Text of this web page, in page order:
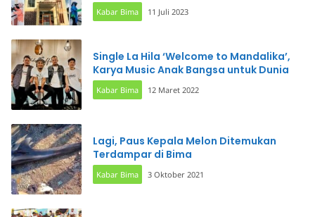
Kabar Bima 11 Juli 2023
Single La Hila ‘Welcome to Mandalika’,
Karya Music Anak Bangsa untuk Dunia
Kabar Bima 12 Maret 2022
Lagi, Paus Kepala Melon Ditemukan
Terdampar di Bima
Kabar Bima 3 Oktober 2021